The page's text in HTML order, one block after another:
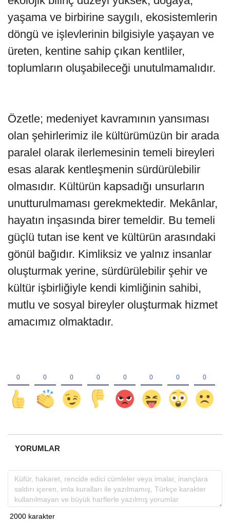
yaşama ve birbirine saygılı, ekosistemlerin
döngü ve işlevlerinin bilgisiyle yaşayan ve
üreten, kentine sahip çıkan kentliler,
toplumların oluşabileceği unutulmamalıdır.
Özetle; medeniyet kavramının yansıması
olan şehirlerimiz ile kültürümüzün bir arada
paralel olarak ilerlemesinin temeli bireyleri
esas alarak kentleşmenin sürdürülebilir
olmasıdır. Kültürün kapsadığı unsurların
unutturulmaması gerekmektedir. Mekânlar,
hayatın inşasında birer temeldir. Bu temeli
güçlü tutan ise kent ve kültürün arasındaki
gönül bağıdır. Kimliksiz ve yalnız insanlar
oluşturmak yerine, sürdürülebilir şehir ve
kültür işbirliğiyle kendi kimliğinin sahibi,
mutlu ve sosyal bireyler oluşturmak hizmet
amacımız olmaktadır.
YORUMLAR